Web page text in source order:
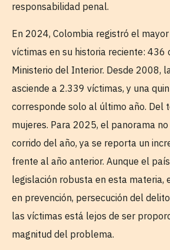
responsabilidad penal.
En 2024, Colombia registró el
víctimas en su historia reciente: 436
Ministerio del Interior. Desde 2008,
asciende a 2.339 víctimas, y una
corresponde solo al último año. Del
mujeres. Para 2025, el panorama
corrido del año, ya se reporta un
frente al año anterior. Aunque el
legislación robusta en esta materia,
en prevención, persecución del
las víctimas está lejos de ser
magnitud del problema.